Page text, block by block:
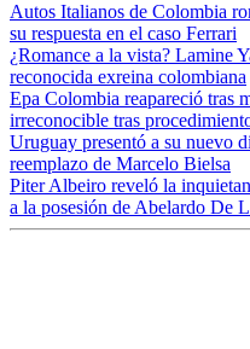
Autos Italianos de Colombia
su respuesta en el caso Ferrari
¿Romance a la vista? Lamine
reconocida exreina colombiana
Epa Colombia reapareció tras
irreconocible tras
Uruguay presentó a su nuevo
reemplazo de Marcelo Bielsa
Piter Albeiro reveló la
a la posesión de Abelardo De